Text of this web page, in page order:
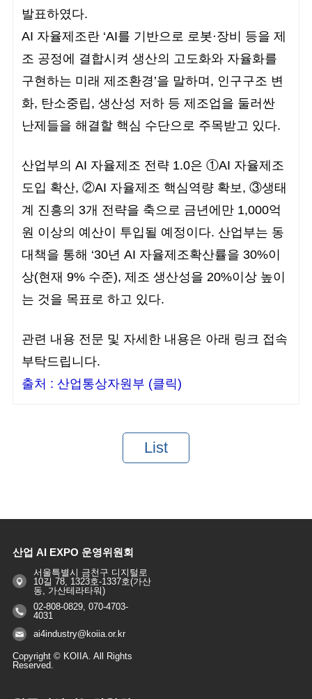
발표하였다.
AI 자율제조란 ‘AI를 기반으로 로봇·장비 등을 제
조 공정에 결합시켜 생산의 고도화와 자율화를
구현하는 미래 제조환경’을 말하며, 인구구조 변
화, 탄소중립, 생산성 저하 등 제조업을 둘러싼
난제들을 해결할 핵심 수단으로 주목받고 있다.
산업부의 AI 자율제조 전략 1.0은 ①AI 자율제조
도입 확산, ②AI 자율제조 핵심역량 확보, ③생태
계 진흥의 3개 전략을 축으로 금년에만 1,000억
원 이상의 예산이 투입될 예정이다. 산업부는 동
대책을 통해 ‘30년 AI 자율제조확산률을 30%이
상(현재 9% 수준), 제조 생산성을 20%이상 높이
는 것을 목표로 하고 있다.
관련 내용 전문 및 자세한 내용은 아래 링크 접속
부탁드립니다.
출처 :산업통상자원부 (클릭)
List
산업 AI EXPO 운영위원회
서울특별시 금천구 디지털로
10길 78, 1323호-1337호(가산
동, 가산테라타워)
02-808-0829, 070-4703-
4031
ai4industry@koiia.or.kr
Copyright © KOIIA. All Rights
Reserved.